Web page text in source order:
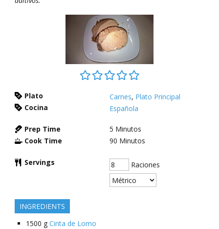
Plato Carnes, Plato Principal
Cocina
Española
Prep Time 5 Minutos
Cook Time
90 Minutos
Servings Raciones
INGREDIENTS
1500 g Cinta de Lomo